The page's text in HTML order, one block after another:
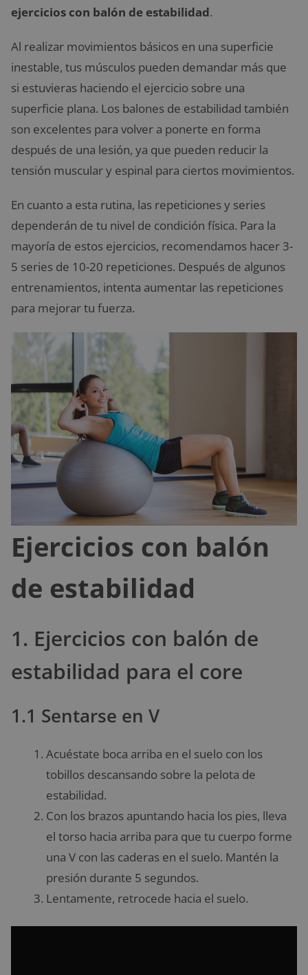
ejercicios con balón de estabilidad.
Al realizar movimientos básicos en una superficie
inestable, tus músculos pueden demandar más que
si estuvieras haciendo el ejercicio sobre una
superficie plana. Los balones de estabilidad también
son excelentes para volver a ponerte en forma
después de una lesión, ya que pueden reducir la
tensión muscular y espinal para ciertos movimientos.
En cuanto a esta rutina, las repeticiones y series
dependerán de tu nivel de condición física. Para la
mayoría de estos ejercicios, recomendamos hacer 3-
5 series de 10-20 repeticiones. Después de algunos
entrenamientos, intenta aumentar las repeticiones
para mejorar tu fuerza.
Ejercicios con balón
de estabilidad
1. Ejercicios con balón de
estabilidad para el core
1.1 Sentarse en V
Acuéstate boca arriba en el suelo con los
tobillos descansando sobre la pelota de
estabilidad.
Con los brazos apuntando hacia los pies, lleva
el torso hacia arriba para que tu cuerpo forme
una V con las caderas en el suelo. Mantén la
presión durante 5 segundos.
Lentamente, retrocede hacia el suelo.